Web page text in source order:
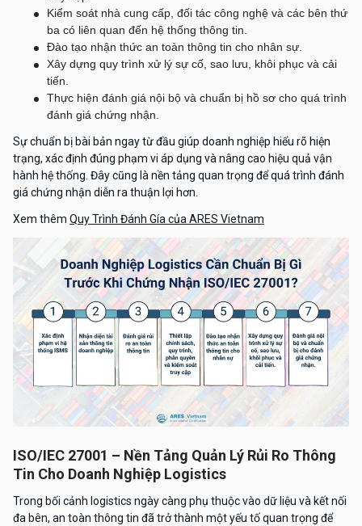
Kiểm soát nhà cung cấp, đối tác công nghệ và các bên thứ
ba có liên quan đến hệ thống thông tin.
Đào tạo nhận thức an toàn thông tin cho nhân sự.
Xây dựng quy trình xử lý sự cố, sao lưu, khôi phục và cải
tiến.
Thực hiện đánh giá nội bộ và chuẩn bị hồ sơ cho quá trình
đánh giá chứng nhận.
Sự chuẩn bị bài bản ngay từ đầu giúp doanh nghiệp hiểu rõ hiện
trạng, xác định đúng phạm vi áp dụng và nâng cao hiệu quả vận
hành hệ thống. Đây cũng là nền tảng quan trọng để quá trình đánh
giá chứng nhận diễn ra thuận lợi hơn.
Xem thêm Quy Trình Đánh Gía của ARES Vietnam
ISO/IEC 27001 – Nền Tảng Quản Lý Rủi Ro Thông
Tin Cho Doanh Nghiệp Logistics
Trong bối cảnh logistics ngày càng phụ thuộc vào dữ liệu và kết nối
đa bên, an toàn thông tin đã trở thành một yếu tố quan trọng để